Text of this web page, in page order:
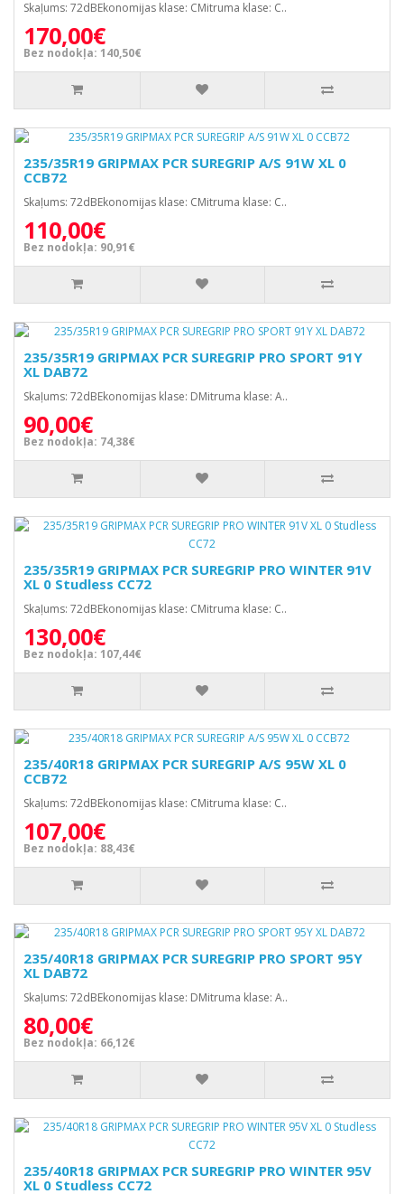
Skaļums: 72dBEkonomijas klase: CMitruma klase: C..
170,00€
Bez nodokļa: 140,50€
235/35R19 GRIPMAX PCR SUREGRIP A/S 91W XL 0
CCB72
Skaļums: 72dBEkonomijas klase: CMitruma klase: C..
110,00€
Bez nodokļa: 90,91€
235/35R19 GRIPMAX PCR SUREGRIP PRO SPORT 91Y
XL DAB72
Skaļums: 72dBEkonomijas klase: DMitruma klase: A..
90,00€
Bez nodokļa: 74,38€
235/35R19 GRIPMAX PCR SUREGRIP PRO WINTER 91V
XL 0 Studless CC72
Skaļums: 72dBEkonomijas klase: CMitruma klase: C..
130,00€
Bez nodokļa: 107,44€
235/40R18 GRIPMAX PCR SUREGRIP A/S 95W XL 0
CCB72
Skaļums: 72dBEkonomijas klase: CMitruma klase: C..
107,00€
Bez nodokļa: 88,43€
235/40R18 GRIPMAX PCR SUREGRIP PRO SPORT 95Y
XL DAB72
Skaļums: 72dBEkonomijas klase: DMitruma klase: A..
80,00€
Bez nodokļa: 66,12€
235/40R18 GRIPMAX PCR SUREGRIP PRO WINTER 95V
XL 0 Studless CC72